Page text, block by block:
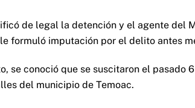
de legal la detención y el agente del
formuló imputación por el delito antes
se conoció que se suscitaron el pasado
del municipio de Temoac.